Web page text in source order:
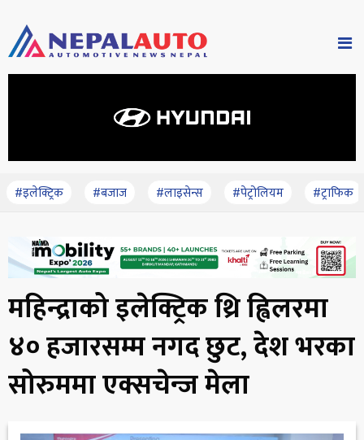
#इलेक्ट्रिक #बजाज #लाइसेन्स #पेट्रोलियम #ट्राफिक
महिन्द्राको इलेक्ट्रिक थ्रि ह्विलरमा
४० हजारसम्म नगद छुट, देश भरका
सोरुममा एक्सचेन्ज मेला